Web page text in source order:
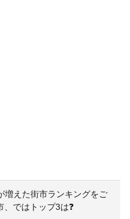
増えた街市ランキングをご
ではトップ3は❓